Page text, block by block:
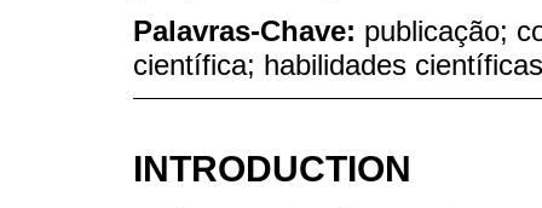
Palavras-Chave: publicação;
científica; habilidades
INTRODUCTION